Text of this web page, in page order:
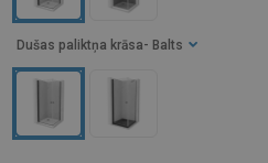
Dušas paliktņa krāsa - Balts